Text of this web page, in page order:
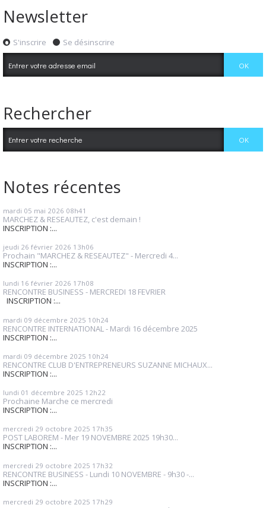
Newsletter
S'inscrire Se désinscrire
Rechercher
Notes récentes
mardi 05 mai 2026 08h41
MARCHEZ & RESEAUTEZ, c'est demain !
INSCRIPTION :...
jeudi 26 février 2026 13h06
Prochain "MARCHEZ & RESEAUTEZ" - Mercredi 4...
INSCRIPTION :...
lundi 16 février 2026 17h08
RENCONTRE BUSINESS - MERCREDI 18 FEVRIER
INSCRIPTION :...
mardi 09 décembre 2025 10h24
RENCONTRE INTERNATIONAL - Mardi 16 décembre 2025
INSCRIPTION :...
mardi 09 décembre 2025 10h24
RENCONTRE CLUB D'ENTREPRENEURS SUZANNE MICHAUX...
INSCRIPTION :...
lundi 01 décembre 2025 12h22
Prochaine Marche ce mercredi
INSCRIPTION :...
mercredi 29 octobre 2025 17h35
POST LABOREM - Mer 19 NOVEMBRE 2025 19h30...
INSCRIPTION :...
mercredi 29 octobre 2025 17h32
RENCONTRE BUSINESS - Lundi 10 NOVEMBRE - 9h30 -...
INSCRIPTION :...
mercredi 29 octobre 2025 17h29